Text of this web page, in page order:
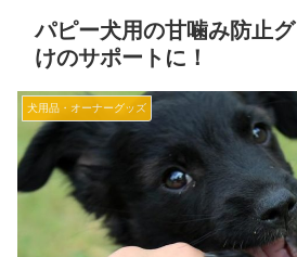
パピー犬用の甘噛み防止
けのサポートに！
犬用品・オーナーグッズ